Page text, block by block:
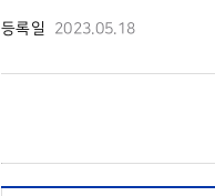
등록일 2023.05.18